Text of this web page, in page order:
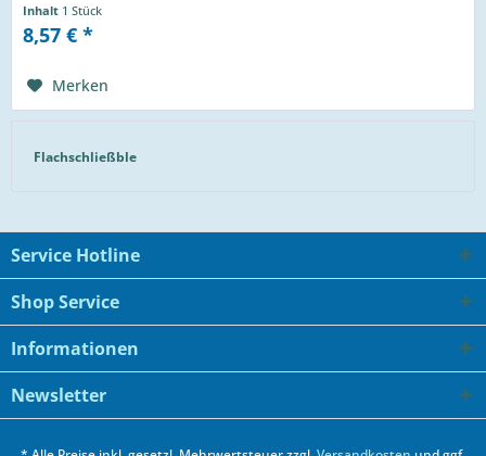
Inhalt 1 Stück
8,57 € *
Merken
Flachschließble
Service Hotline
Shop Service
Informationen
Newsletter